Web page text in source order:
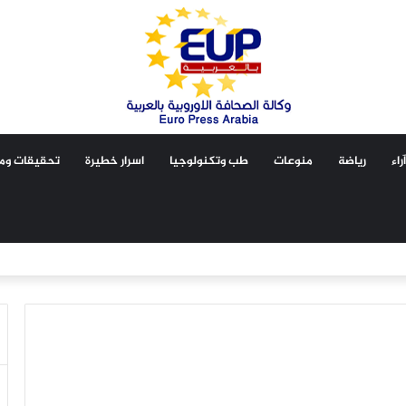
آراء رياضة منوعات طب وتكنولوجيا اسرار خطيرة تحقيقات